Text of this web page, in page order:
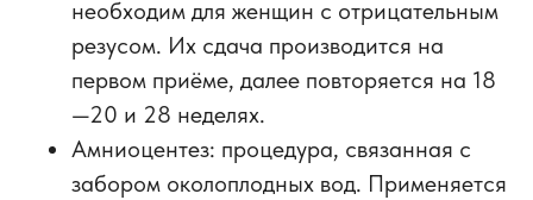
необходим для женщин с отрицательным
резусом. Их сдача производится на
первом приёме, далее повторяется на 18
—20 и 28 неделях.
Амниоцентез: процедура, связанная с
забором околоплодных вод. Применяется